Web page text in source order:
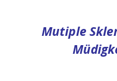
Mutiple